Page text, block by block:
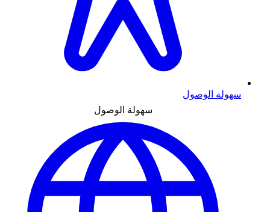
سهولة الوصول
سهولة الوصول